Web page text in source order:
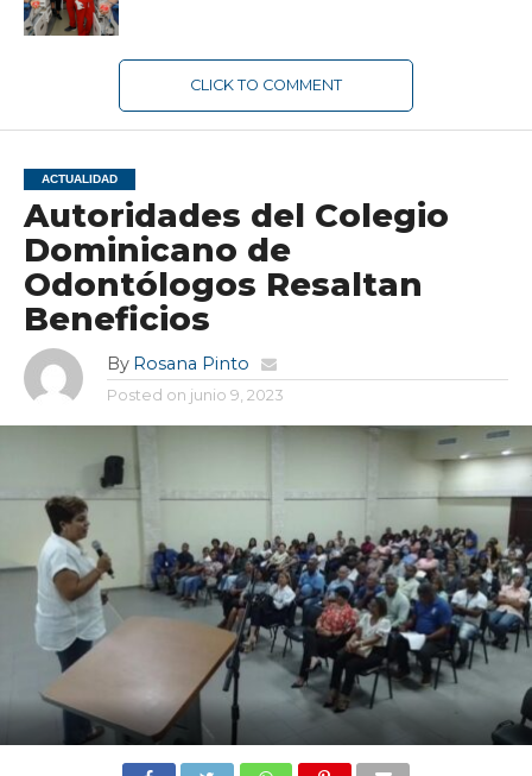
CLICK TO COMMENT
ACTUALIDAD
Autoridades del Colegio
Dominicano de
Odontólogos Resaltan
Beneficios
By Rosana Pinto
Posted on junio 9, 2023